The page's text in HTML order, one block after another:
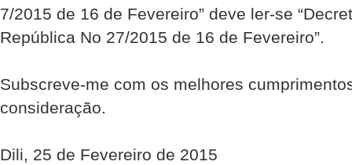
7/2015 de 16 de Fevereiro” deve ler-se
República No 27/2015 de 16 de Fevereiro”.
Subscreve-me com os melhores
consideração.
Dili, 25 de Fevereiro de 2015